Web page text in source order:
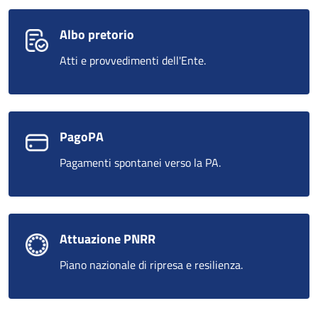
Albo pretorio
Atti e provvedimenti dell'Ente.
PagoPA
Pagamenti spontanei verso la PA.
Attuazione PNRR
Piano nazionale di ripresa e resilienza.